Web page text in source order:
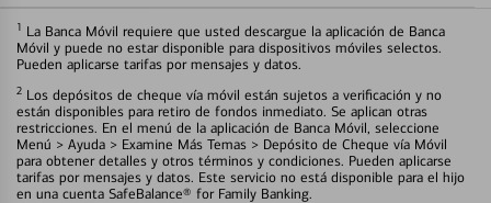
1 La Banca Móvil requiere que usted descargue la aplicación de Banca
Móvil y puede no estar disponible para dispositivos móviles selectos.
Pueden aplicarse tarifas por mensajes y datos.
2 Los depósitos de cheque vía móvil están sujetos a verificación y no
están disponibles para retiro de fondos inmediato. Se aplican otras
restricciones. En el menú de la aplicación de Banca Móvil, seleccione
Menú > Ayuda > Examine Más Temas > Depósito de Cheque vía Móvil
para obtener detalles y otros términos y condiciones. Pueden aplicarse
tarifas por mensajes y datos. Este servicio no está disponible para el hijo
en una cuenta SafeBalance® for Family Banking.